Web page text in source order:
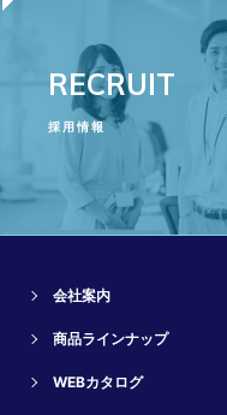
RECRUIT
採用情報
会社案内
商品ラインナップ
WEBカタログ